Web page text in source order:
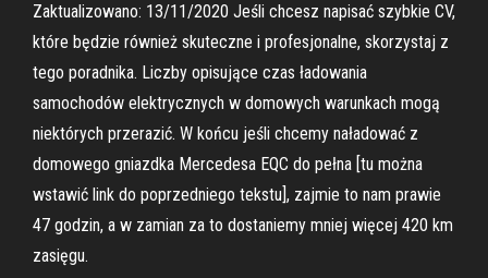
Zaktualizowano: 13/11/2020 Jeśli chcesz napisać szybkie CV,
które będzie również skuteczne i profesjonalne, skorzystaj z
tego poradnika. Liczby opisujące czas ładowania
samochodów elektrycznych w domowych warunkach mogą
niektórych przerazić. W końcu jeśli chcemy naładować z
domowego gniazdka Mercedesa EQC do pełna [tu można
wstawić link do poprzedniego tekstu], zajmie to nam prawie
47 godzin, a w zamian za to dostaniemy mniej więcej 420 km
zasięgu.